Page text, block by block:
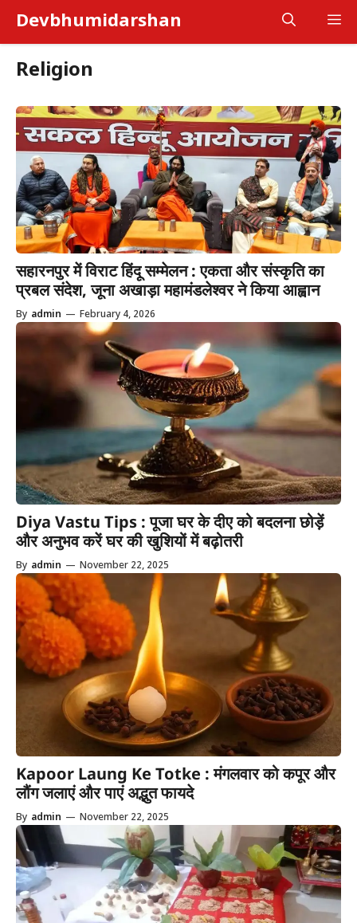
content
Devbhumidarshan
Religion
सहारनपुर में विराट हिंदू सम्मेलन : एकता और संस्कृति का
प्रबल संदेश, जूना अखाड़ा महामंडलेश्वर ने किया आह्वान
By admin — February 4, 2026
Diya Vastu Tips : पूजा घर के दीए को बदलना छोड़ें
और अनुभव करें घर की खुशियों में बढ़ोतरी
By admin — November 22, 2025
Kapoor Laung Ke Totke : मंगलवार को कपूर और
लौंग जलाएं और पाएं अद्भुत फायदे
By admin — November 22, 2025